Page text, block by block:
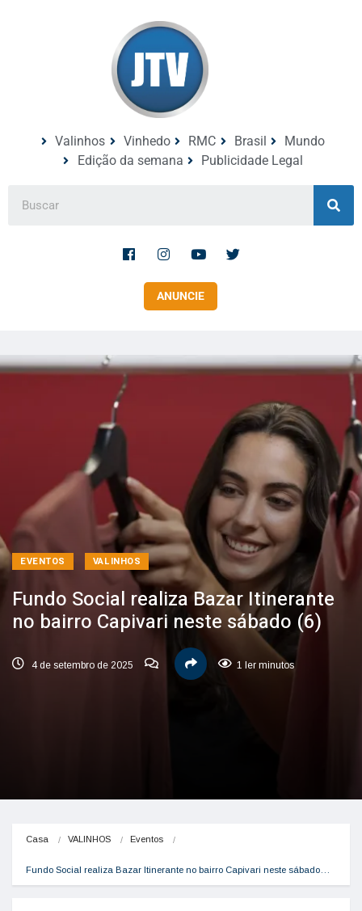
Valinhos Vinhedo RMC Brasil
Mundo
Edição da semana
Publicidade Legal
ANUNCIE
EVENTOS VALINHOS
Fundo Social realiza Bazar Itinerante
no bairro Capivari neste sábado (6)
4 de setembro de 2025 1 ler minutos
Casa VALINHOS Eventos
Fundo Social realiza Bazar Itinerante no bairro Capivari neste sábado…